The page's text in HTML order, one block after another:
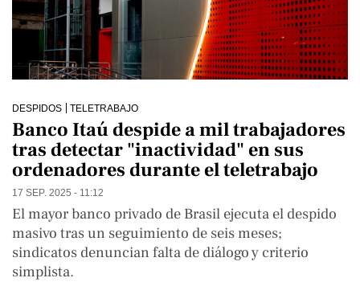
DESPIDOS TELETRABAJO
Banco Itaú despide a mil trabajadores
tras detectar "inactividad" en sus
ordenadores durante el teletrabajo
17 SEP. 2025 - 11:12
El mayor banco privado de Brasil ejecuta el despido
masivo tras un seguimiento de seis meses;
sindicatos denuncian falta de diálogo y criterio
simplista.